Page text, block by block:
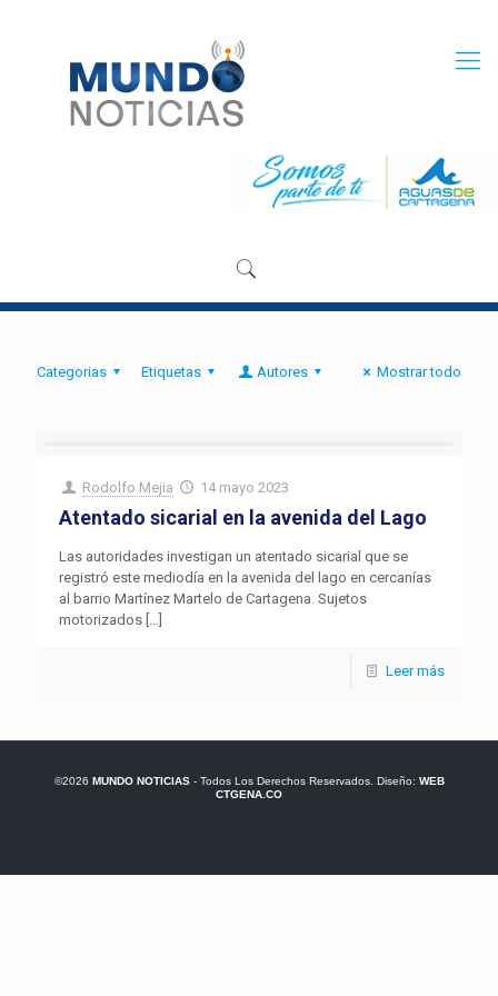
Categorias Etiquetas Autores Mostrar todo
Rodolfo Mejia 14 mayo 2023
Atentado sicarial en la avenida del Lago
Las autoridades investigan un atentado sicarial que se
registró este mediodía en la avenida del lago en cercanías
al barrio Martínez Martelo de Cartagena. Sujetos
motorizados […]
Leer más
©2026 MUNDO NOTICIAS- Todos Los Derechos Reservados. Diseño: WEB
CTGENA.CO